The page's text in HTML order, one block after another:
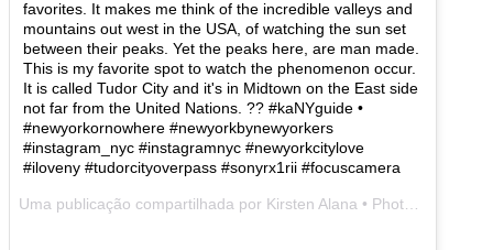
favorites. It makes me think of the incredible valleys and
mountains out west in the USA, of watching the sun set
between their peaks. Yet the peaks here, are man made.
This is my favorite spot to watch the phenomenon occur.
It is called Tudor City and it's in Midtown on the East side
not far from the United Nations. ?? #kaNYguide •
#newyorkornowhere #newyorkbynewyorkers
#instagram_nyc #instagramnyc #newyorkcitylove
#iloveny #tudorcityoverpass #sonyrx1rii #focuscamera
Uma publicação compartilhada por Kirsten Alana • Photographer (@kirstenalana) em